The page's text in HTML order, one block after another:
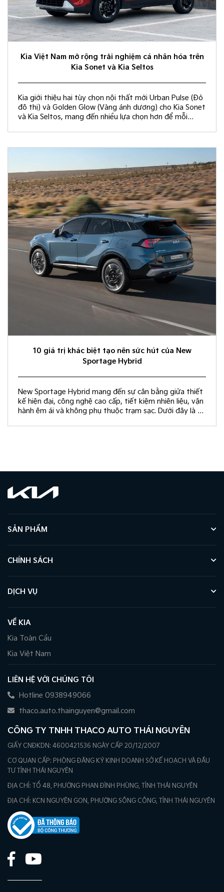
Kia Việt Nam mở rộng trải nghiệm cá nhân hóa trên
Kia Sonet và Kia Seltos
Kia giới thiệu hai tùy chọn nội thất mới Urban Pulse (Đỏ
đô thị) và Golden Glow (Vàng ánh dương) cho Kia Sonet
và Kia Seltos, mang đến nhiều lựa chọn hơn để mỗi
10 giá trị khác biệt tạo nên sức hút của New
Sportage Hybrid
New Sportage Hybrid mang đến sự cân bằng giữa thiết
kế hiện đại, công nghệ cao cấp, tiết kiệm nhiên liệu, vận
hành êm ái và không phụ thuộc trạm sạc. Dưới đây là 10
SẢN PHẨM
CHÍNH SÁCH
DỊCH VỤ
VỀ KIA
Kia Toàn Cầu
Kia Việt Nam
LIÊN HỆ VỚI CHÚNG TÔI
Hotline 0938949066
thaco.auto.thainguyen@gmail.com
CÔNG TY TNHH THACO AUTO THÁI NGUYÊN
GIẤY CNĐKDN: 4600421536 NGÀY CẤP 20/12/2007
CƠ QUAN CẤP: PHÒNG ĐĂNG KÝ KINH DOANH SỞ KẾ HOẠCH VÀ ĐẦU
TƯ TỈNH THÁI NGUYÊN
ĐỊA CHỈ: TỔ 48, PHƯỜNG PHAN ĐÌNH PHÙNG, TỈNH THÁI NGUYÊN
ĐỊA CHỈ: KCN NGUYÊN GON, PHƯỜNG SÔNG CÔNG, TỈNH THÁI NGUYÊN